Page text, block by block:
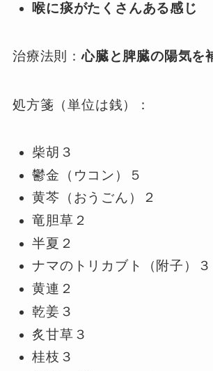
喉に痰がたくさんある感じ
治療法則：心臓と脾臓の陽気を
処方箋（単位は銭）：
柴胡３
鬱金（ウコン）５
黄芩（おうごん）２
竜胆草２
半夏２
ナマのトリカブト（附子）３
黄連２
乾姜３
炙甘草３
桂枝３